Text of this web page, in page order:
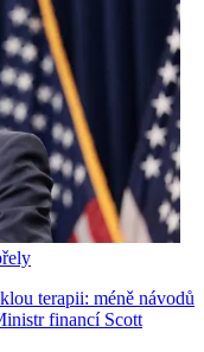
terapii: méně návodů
financí Scott